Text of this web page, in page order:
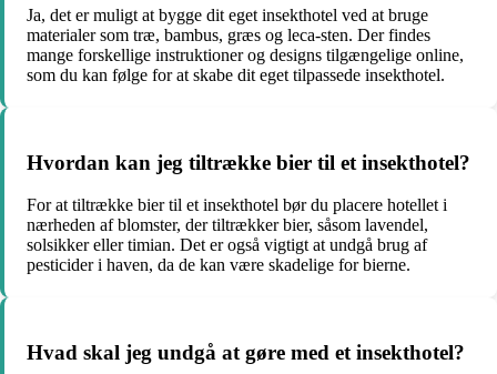
Ja, det er muligt at bygge dit eget insekthotel ved at bruge
materialer som træ, bambus, græs og leca-sten. Der findes
mange forskellige instruktioner og designs tilgængelige online,
som du kan følge for at skabe dit eget tilpassede insekthotel.
Hvordan kan jeg tiltrække bier til et insekthotel?
For at tiltrække bier til et insekthotel bør du placere hotellet i
nærheden af blomster, der tiltrækker bier, såsom lavendel,
solsikker eller timian. Det er også vigtigt at undgå brug af
pesticider i haven, da de kan være skadelige for bierne.
Hvad skal jeg undgå at gøre med et insekthotel?